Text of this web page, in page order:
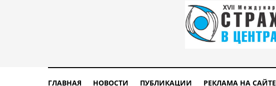
ГЛАВНАЯ НОВОСТИ ПУБЛИКАЦИИ РЕКЛАМА НА САЙТЕ